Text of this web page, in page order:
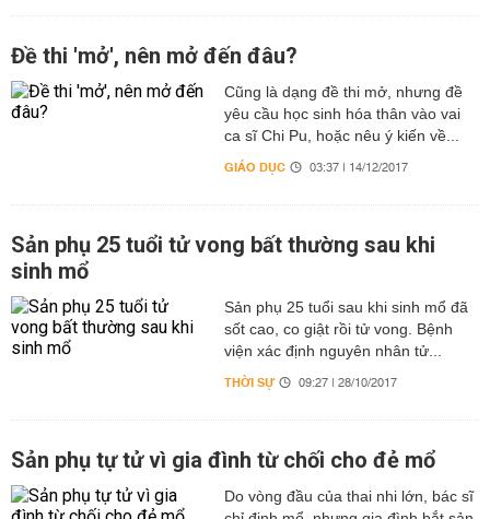
Đề thi 'mở', nên mở đến đâu?
Cũng là dạng đề thi mở, nhưng đề
yêu cầu học sinh hóa thân vào vai
ca sĩ Chi Pu, hoặc nêu ý kiến về...
GIÁO DỤC 03:37 | 14/12/2017
Sản phụ 25 tuổi tử vong bất thường sau khi
sinh mổ
Sản phụ 25 tuổi sau khi sinh mổ đã
sốt cao, co giật rồi tử vong. Bệnh
viện xác định nguyên nhân tử...
THỜI SỰ 09:27 | 28/10/2017
Sản phụ tự tử vì gia đình từ chối cho đẻ mổ
Do vòng đầu của thai nhi lớn, bác sĩ